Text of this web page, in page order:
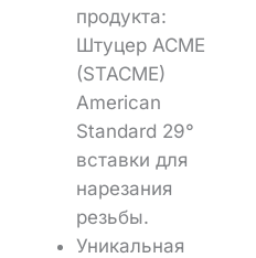
продукта:
Штуцер ACME
(STACME)
American
Standard 29°
вставки для
нарезания
резьбы.
Уникальная